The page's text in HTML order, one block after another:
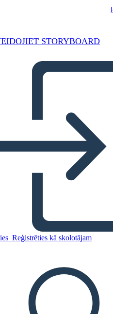
STORYBOARD
Reģistrēties kā skolotājam
השפעות
stāstu tabulu
SHĒMU
SLAIDRĀDI